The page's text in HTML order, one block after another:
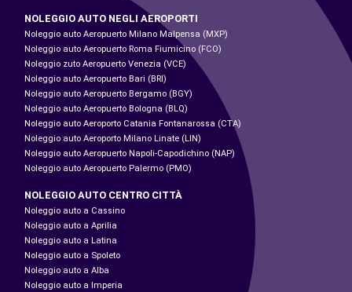
NOLEGGIO AUTO NEGLI AEROPORTI
Noleggio auto Aeropuerto Milano Malpensa (MXP)
Noleggio auto Aeropuerto Roma Fiumicino (FCO)
Noleggio zuto Aeropuerto Venezia (VCE)
Noleggio auto Aeropuerto Bari (BRI)
Noleggio auto Aeropuerto Bergamo (BGY)
Noleggio auto Aeropuerto Bologna (BLQ)
Noleggio auto Aeroporto Catania Fontanarossa (CTA)
Noleggio auto Aeroporto Milano Linate (LIN)
Noleggio auto Aeropuerto Napoli-Capodichino (NAP)
Noleggio auto Aeropuerto Palermo (PMO)
NOLEGGIO AUTO CENTRO CITTÀ
Noleggio auto a Cassino
Noleggio auto a Aprilia
Noleggio auto a Latina
Noleggio auto a Spoleto
Noleggio auto a Alba
Noleggio auto a Imperia